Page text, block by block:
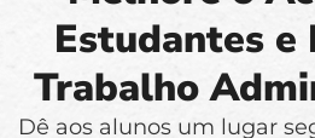
Estudantes e
Trabalho
Dê aos alunos um lugar